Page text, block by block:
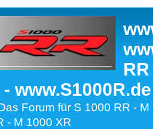
Forum für S 1000 RR -
- M 1000 XR